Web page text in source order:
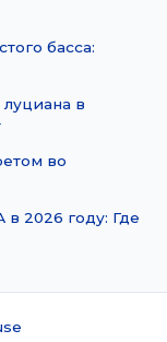
басса:
в
во
2026 году: Где